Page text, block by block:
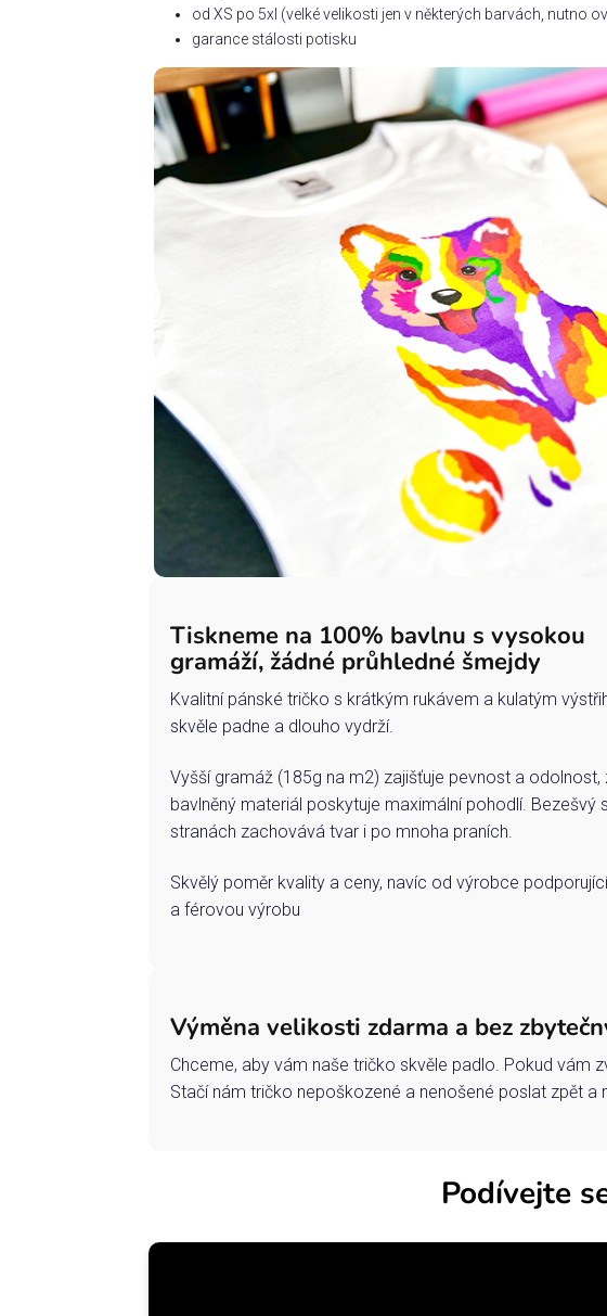
od XS po 5xl (velké velikosti jen v některých barvách, nutno
garance stálosti potisku
Tiskneme na 100% bavlnu s vysokou
gramáží, žádné průhledné šmejdy
Kvalitní pánské tričko s krátkým rukávem a kulatým
skvěle padne a dlouho vydrží.
Vyšší gramáž (185g na m2) zajišťuje pevnost a
bavlněný materiál poskytuje maximální pohodlí. Bezešvý
stranách zachovává tvar i po mnoha praních.
Skvělý poměr kvality a ceny, navíc od výrobce
a férovou výrobu
Výměna velikosti zdarma a bez
Chceme, aby vám naše tričko skvěle padlo. Pokud vám
Stačí nám tričko nepoškozené a nenošené poslat zpět
Podívejte